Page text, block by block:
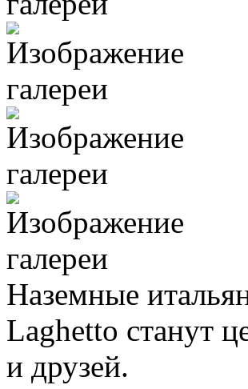
Наземные
Laghetto станут
и друзей.